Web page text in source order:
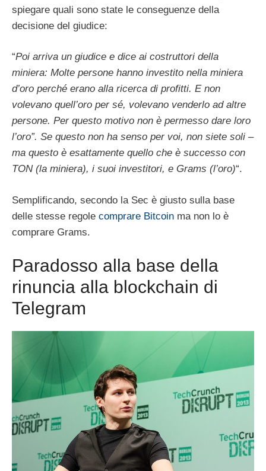
spiegare quali sono state le conseguenze della
decisione del giudice:
“Poi arriva un giudice e dice ai costruttori della
miniera: Molte persone hanno investito nella miniera
d’oro perché erano alla ricerca di profitti. E non
volevano quell’oro per sé, volevano venderlo ad altre
persone. Per questo motivo non è permesso dare loro
l’oro”. Se questo non ha senso per voi, non siete soli –
ma questo è esattamente quello che è successo con
TON (la miniera), i suoi investitori, e Grams (l’oro)“.
Semplificando, secondo la Sec è giusto sulla base
delle stesse regole comprare Bitcoin ma non lo è
comprare Grams.
Paradosso alla base della
rinuncia alla blockchain di
Telegram